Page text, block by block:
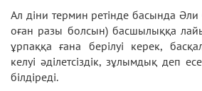
Ал діни термин ретінде басында Әли
оған разы болсын) басшылыққа
ұрпаққа ғана берілуі керек,
келуі әділетсіздік, зұлымдық деп
білдіреді.